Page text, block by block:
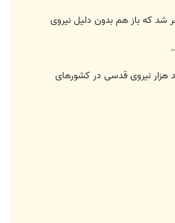
شد که باز هم بدون دلیل نیروی
نیروی قدسی در کشورهای